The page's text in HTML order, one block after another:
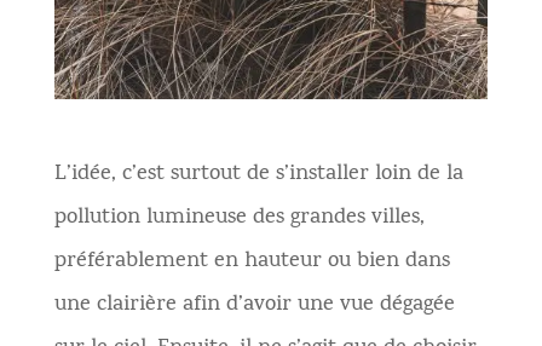
L’idée, c’est surtout de s’installer loin de la
pollution lumineuse des grandes villes,
préférablement en hauteur ou bien dans
une clairière afin d’avoir une vue dégagée